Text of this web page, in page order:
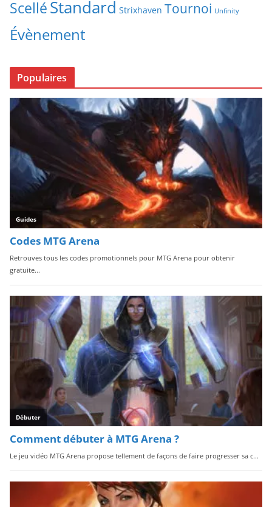
ScelléStandard Strixhaven Tournoi Unfinity
Évènement
Populaires